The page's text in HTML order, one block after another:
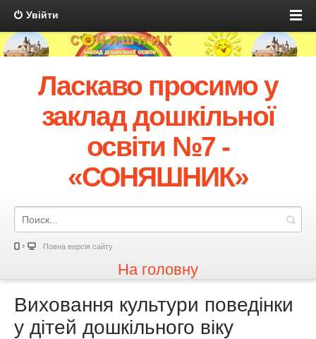
Увійти
Ласкаво просимо у
заклад дошкільної
освіти №7 -
«СОНЯШНИК»
Повна версія сайту
На головну
Виховання культури поведінки
у дітей дошкільного віку